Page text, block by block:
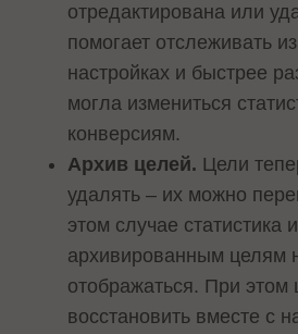
отредактирована или
помогает отслеживать
настройках и быстрее
могла измениться
конверсиям.
Архив целей. Цели
удалять – их можно
этом случае статистика
архивированным целям
отображаться. При этом
восстановить вместе с